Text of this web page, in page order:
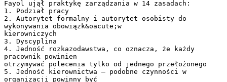
Fayol ujął praktykę zarządzania w 14 zasadach:
1. Podział pracy
2. Autorytet formalny i autorytet osobisty do
wykonywania obowiązk&oacute;w
kierowniczych
3. Dyscyplina
4. Jedność rozkazodawstwa, co oznacza, że każdy
pracownik powinien
otrzymywać polecenia tylko od jednego przełożonego
5. Jedność kierownictwa – podobne czynności w
organizacji powinny być